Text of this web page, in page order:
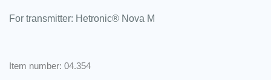
For transmitter: Hetronic® Nova M
Item number: 04.354